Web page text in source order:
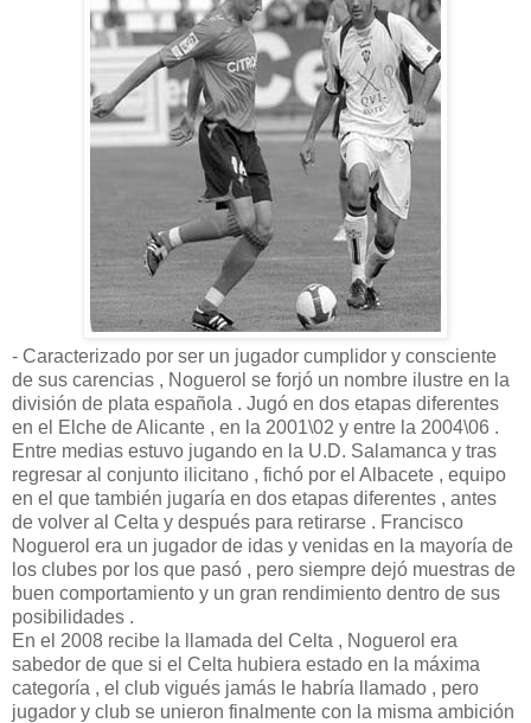
- Caracterizado por ser un jugador cumplidor y consciente
de sus carencias , Noguerol se forjó un nombre ilustre en la
división de plata española . Jugó en dos etapas diferentes
en el Elche de Alicante , en la 2001\02 y entre la 2004\06 .
Entre medias estuvo jugando en la U.D. Salamanca y tras
regresar al conjunto ilicitano , fichó por el Albacete , equipo
en el que también jugaría en dos etapas diferentes , antes
de volver al Celta y después para retirarse . Francisco
Noguerol era un jugador de idas y venidas en la mayoría de
los clubes por los que pasó , pero siempre dejó muestras de
buen comportamiento y un gran rendimiento dentro de sus
posibilidades .
En el 2008 recibe la llamada del Celta , Noguerol era
sabedor de que si el Celta hubiera estado en la máxima
categoría , el club vigués jamás le habría llamado , pero
jugador y club se unieron finalmente con la misma ambición